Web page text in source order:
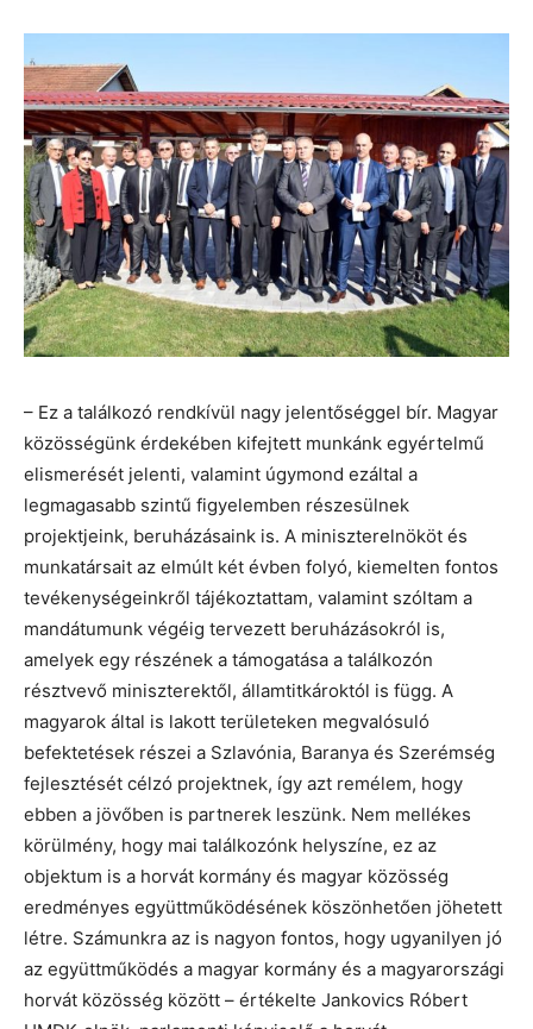
– Ez a találkozó rendkívül nagy jelentőséggel bír. Magyar
közösségünk érdekében kifejtett munkánk egyértelmű
elismerését jelenti, valamint úgymond ezáltal a
legmagasabb szintű figyelemben részesülnek
projektjeink, beruházásaink is. A miniszterelnököt és
munkatársait az elmúlt két évben folyó, kiemelten fontos
tevékenységeinkről tájékoztattam, valamint szóltam a
mandátumunk végéig tervezett beruházásokról is,
amelyek egy részének a támogatása a találkozón
résztvevő miniszterektől, államtitkároktól is függ. A
magyarok által is lakott területeken megvalósuló
befektetések részei a Szlavónia, Baranya és Szerémség
fejlesztését célzó projektnek, így azt remélem, hogy
ebben a jövőben is partnerek leszünk. Nem mellékes
körülmény, hogy mai találkozónk helyszíne, ez az
objektum is a horvát kormány és magyar közösség
eredményes együttműködésének köszönhetően jöhetett
létre. Számunkra az is nagyon fontos, hogy ugyanilyen jó
az együttműködés a magyar kormány és a magyarországi
horvát közösség között – értékelte Jankovics Róbert